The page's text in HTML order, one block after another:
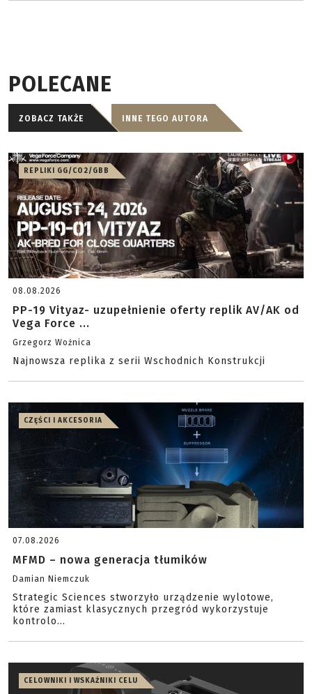
POLECANE
ZOBACZ TAKŻE INNE TEGO AUTORA
REPLIKI GG/CO2/GBB
08.08.2026
PP-19 Vityaz- uzupełnienie oferty replik AV/AK od
Vega Force ...
Grzegorz Woźnica
Najnowsza replika z serii Wschodnich Konstrukcji
CZĘŚCI I AKCESORIA
07.08.2026
MFMD – nowa generacja tłumików
Damian Niemczuk
Strategic Sciences stworzyło urządzenie wylotowe,
które zamiast klasycznych przegród wykorzystuje
kontrolo...
CELOWNIKI I WSKAŹNIKI CELU